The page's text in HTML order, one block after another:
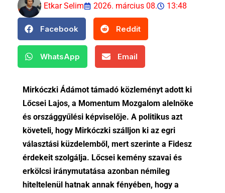
Etkar Selim
2026. március 08. 13:48
Facebook Reddit
WhatsApp Email
Mirkóczki Ádámot támadó közleményt adott ki
Lőcsei Lajos, a Momentum Mozgalom alelnöke
és országgyűlési képviselője. A politikus azt
követeli, hogy Mirkóczki szálljon ki az egri
választási küzdelemből, mert szerinte a Fidesz
érdekeit szolgálja. Lőcsei kemény szavai és
erkölcsi iránymutatása azonban némileg
hiteltelenül hatnak annak fényében, hogy a